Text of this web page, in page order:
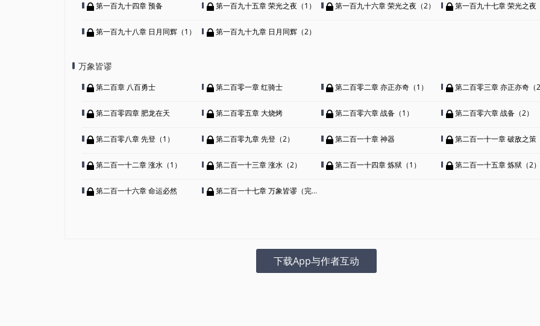
第一百九十四章 预备 第一百九十五章 荣光之夜（1） 第一百九十六章 荣光之夜（2） 第一百九十七章 荣光之夜
第一百九十八章 日月同辉（1） 第一百九十九章 日月同辉（2）
万象皆谬
第二百章 八百勇士 第二百零一章 红骑士 第二百零二章 亦正亦奇（1） 第二百零三章 亦正亦奇（
第二百零四章 肥龙在天 第二百零五章 大烧烤 第二百零六章 战备（1） 第二百零六章 战备（2）
第二百零八章 先登（1） 第二百零九章 先登（2） 第二百一十章 神器 第二百一十一章 破敌之策
第二百一十二章 涨水（1） 第二百一十三章 涨水（2） 第二百一十四章 炼狱（1） 第二百一十五章 炼狱（2）
第二百一十六章 命运必然 第二百一十七章 万象皆谬（完结）
下载App与作者互动